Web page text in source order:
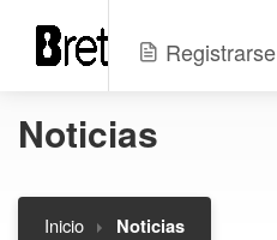
Registrarse
Noticias
Inicio Noticias